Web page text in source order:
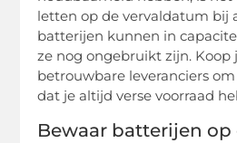
letten op de vervaldatum bij
batterijen kunnen in
ze nog ongebruikt zijn. Koop
betrouwbare leveranciers
dat je altijd verse voorraad
Bewaar batterijen